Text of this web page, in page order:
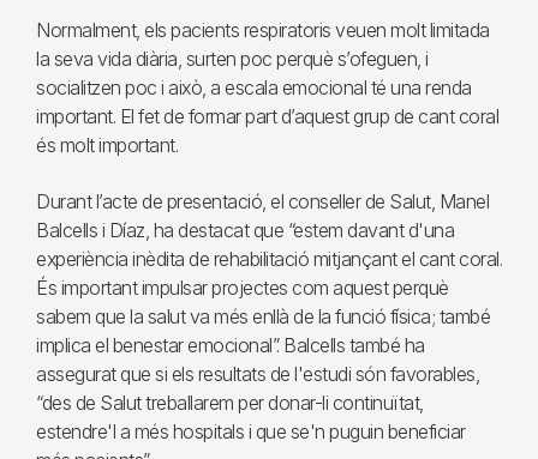
Normalment, els pacients respiratoris veuen molt limitada
la seva vida diària, surten poc perquè s’ofeguen, i
socialitzen poc i això, a escala emocional té una renda
important. El fet de formar part d’aquest grup de cant coral
és molt important.
Durant l’acte de presentació, el conseller de Salut, Manel
Balcells i Díaz, ha destacat que “estem davant d'una
experiència inèdita de rehabilitació mitjançant el cant coral.
És important impulsar projectes com aquest perquè
sabem que la salut va més enllà de la funció física; també
implica el benestar emocional”. Balcells també ha
assegurat que si els resultats de l'estudi són favorables,
“des de Salut treballarem per donar-li continuïtat,
estendre'l a més hospitals i que se'n puguin beneficiar